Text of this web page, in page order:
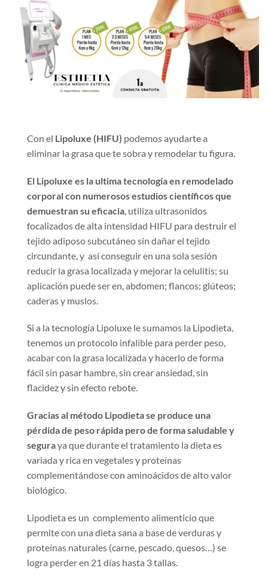
Con el Lipoluxe (HIFU) podemos ayudarte a
eliminar la grasa que te sobra y remodelar tu figura.
El Lipoluxe es la ultima tecnología en remodelado
corporal con numerosos estudios científicos que
demuestran su eficacia , utiliza ultrasonidos
focalizados de alta intensidad HIFU para destruir el
tejido adiposo subcutáneo sin dañar el tejido
circundante, y así conseguir en una sola sesión
reducir la grasa localizada y mejorar la celulitis; su
aplicación puede ser en, abdomen; flancos; glúteos;
caderas y muslos.
Si a la tecnología Lipoluxe le sumamos la Lipodieta,
tenemos un protocolo infalible para perder peso,
acabar con la grasa localizada y hacerlo de forma
fácil sin pasar hambre, sin crear ansiedad, sin
flacidez y sin efecto rebote.
Gracias al método Lipodieta se produce una
pérdida de peso rápida pero de forma saludable y
seguraya que durante el tratamiento la dieta es
variada y rica en vegetales y proteínas
complementándose con aminoácidos de alto valor
biológico.
Lipodieta es un complemento alimenticio que
permite con una dieta sana a base de verduras y
proteínas naturales (carne, pescado, quesos…) se
logra perder en 21 días hasta 3 tallas.